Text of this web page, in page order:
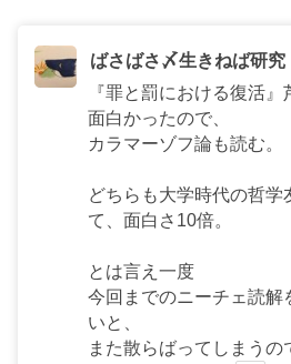
ばさばさ〆生きねば研究
『罪と罰における復活
面白かったので、
カラマーゾフ論も読む。
どちらも大学時代の哲学
て、面白さ10倍。
とは言え一度
今回までのニーチェ読解
いと、
また散らばってしまうの